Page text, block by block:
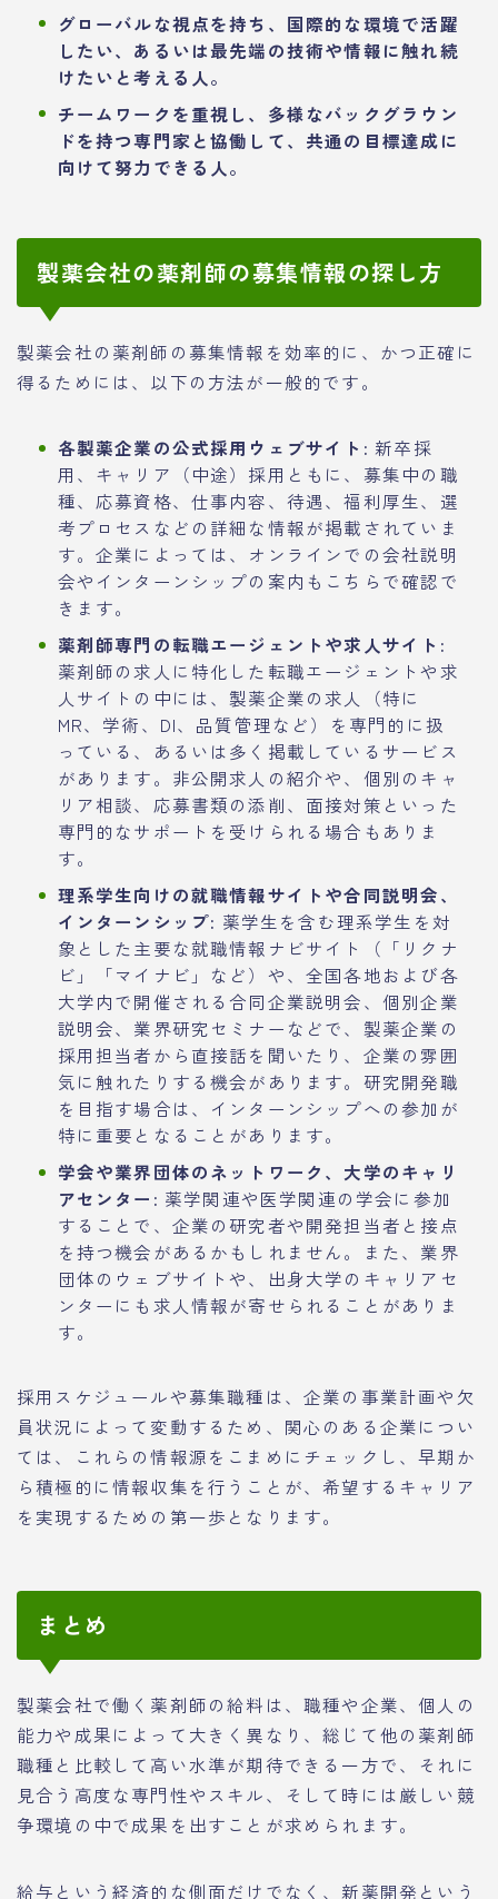
グローバルな視点を持ち、国際的な環境で活躍
したい、あるいは最先端の技術や情報に触れ続
けたいと考える人。
チームワークを重視し、多様なバックグラウン
ドを持つ専門家と協働して、共通の目標達成に
向けて努力できる人。
製薬会社の薬剤師の募集情報の探し方
製薬会社の薬剤師の募集情報を効率的に、かつ正確に
得るためには、以下の方法が一般的です。
各製薬企業の公式採用ウェブサイト: 新卒採
用、キャリア（中途）採用ともに、募集中の職
種、応募資格、仕事内容、待遇、福利厚生、選
考プロセスなどの詳細な情報が掲載されていま
す。企業によっては、オンラインでの会社説明
会やインターンシップの案内もこちらで確認で
きます。
薬剤師専門の転職エージェントや求人サイト:
薬剤師の求人に特化した転職エージェントや求
人サイトの中には、製薬企業の求人（特に
MR、学術、DI、品質管理など）を専門的に扱
っている、あるいは多く掲載しているサービス
があります。非公開求人の紹介や、個別のキャ
リア相談、応募書類の添削、面接対策といった
専門的なサポートを受けられる場合もありま
す。
理系学生向けの就職情報サイトや合同説明会、
インターンシップ: 薬学生を含む理系学生を対
象とした主要な就職情報ナビサイト（「リクナ
ビ」「マイナビ」など）や、全国各地および各
大学内で開催される合同企業説明会、個別企業
説明会、業界研究セミナーなどで、製薬企業の
採用担当者から直接話を聞いたり、企業の雰囲
気に触れたりする機会があります。研究開発職
を目指す場合は、インターンシップへの参加が
特に重要となることがあります。
学会や業界団体のネットワーク、大学のキャリ
アセンター: 薬学関連や医学関連の学会に参加
することで、企業の研究者や開発担当者と接点
を持つ機会があるかもしれません。また、業界
団体のウェブサイトや、出身大学のキャリアセ
ンターにも求人情報が寄せられることがありま
す。
採用スケジュールや募集職種は、企業の事業計画や欠
員状況によって変動するため、関心のある企業につい
ては、これらの情報源をこまめにチェックし、早期か
ら積極的に情報収集を行うことが、希望するキャリア
を実現するための第一歩となります。
まとめ
製薬会社で働く薬剤師の給料は、職種や企業、個人の
能力や成果によって大きく異なり、総じて他の薬剤師
職種と比較して高い水準が期待できる一方で、それに
見合う高度な専門性やスキル、そして時には厳しい競
争環境の中で成果を出すことが求められます。
給与という経済的な側面だけでなく、新薬開発という